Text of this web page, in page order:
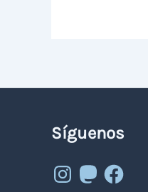
Síguenos
Instagram
MastodonFacebook